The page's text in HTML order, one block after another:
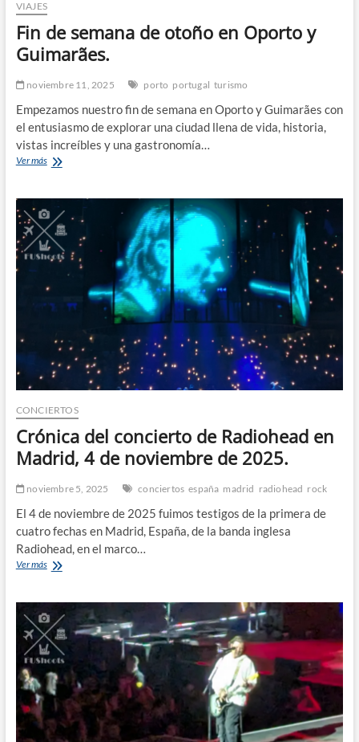
VIAJES
Fin de semana de otoño en Oporto y
Guimarães.
noviembre 11, 2025 porto portugal turismo
Empezamos nuestro fin de semana en Oporto y Guimarães con
el entusiasmo de explorar una ciudad llena de vida, historia,
vistas increíbles y una gastronomía…
Ver másFin
de
otoño
en
Oporto
y
Guimarães.
CONCIERTOS
Crónica del concierto de Radiohead en
Madrid, 4 de noviembre de 2025.
noviembre 5, 2025 conciertos españa madrid radiohead rock
El 4 de noviembre de 2025 fuimos testigos de la primera de
cuatro fechas en Madrid, España, de la banda inglesa
Radiohead, en el marco…
Ver másCrónica
Radiohead
en
Madrid,
4
de
noviembre
2025.